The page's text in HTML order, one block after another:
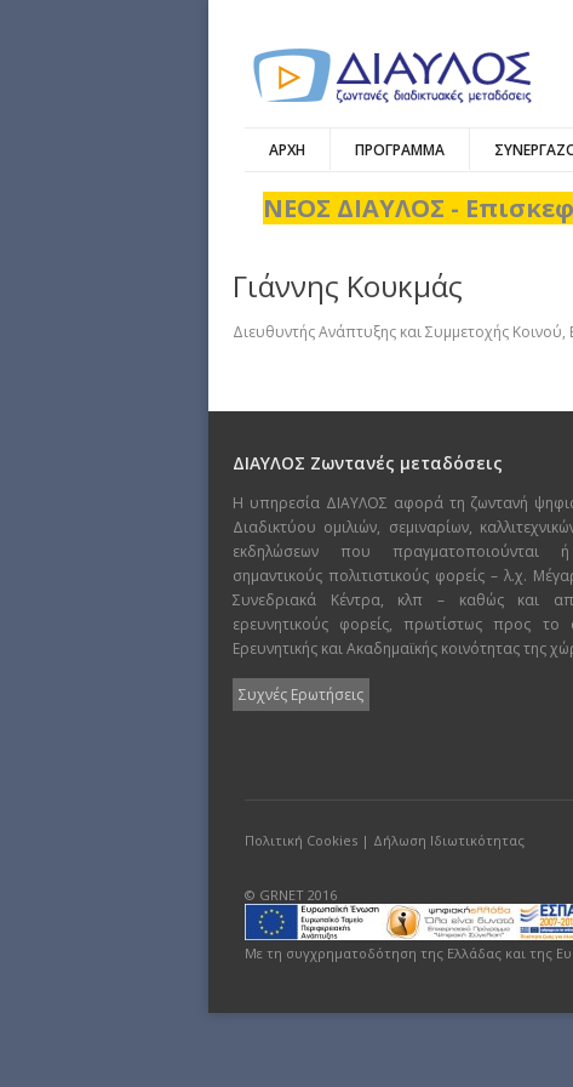
ΑΡΧΗ ΠΡΟΓΡΑΜΜΑ
ΝΕΟΣ ΔΙΑΥΛΟΣ -
Γιάννης Κουκμάς
Διευθυντής Ανάπτυξης και Συμμετοχής
ΔΙΑΥΛΟΣ Ζωντανές μεταδόσεις
Η υπηρεσία ΔΙΑΥΛΟΣ αφορά τη ζωντανή
Διαδικτύου ομιλιών, σεμιναρίων,
εκδηλώσεων που πραγματοποιούνται
σημαντικούς πολιτιστικούς φορείς – λ.χ.
Συνεδριακά Κέντρα, κλπ – καθώς και
ερευνητικούς φορείς, πρωτίστως προς
Ερευνητικής και Ακαδημαϊκής κοινότητας της
Συχνές Ερωτήσεις
Πολιτική Cookies | Δήλωση Ιδιωτικότητας
© GRNET 2016
Με τη συγχρηματοδότηση της Ελλάδας και της